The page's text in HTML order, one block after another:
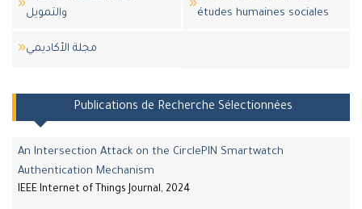
والتمويل
études humaines sociales
مجلة اﻷكاديمي
Publications de Recherche Sélectionnées
An Intersection Attack on the CirclePIN Smartwatch
Authentication Mechanism
IEEE Internet of Things Journal, 2024